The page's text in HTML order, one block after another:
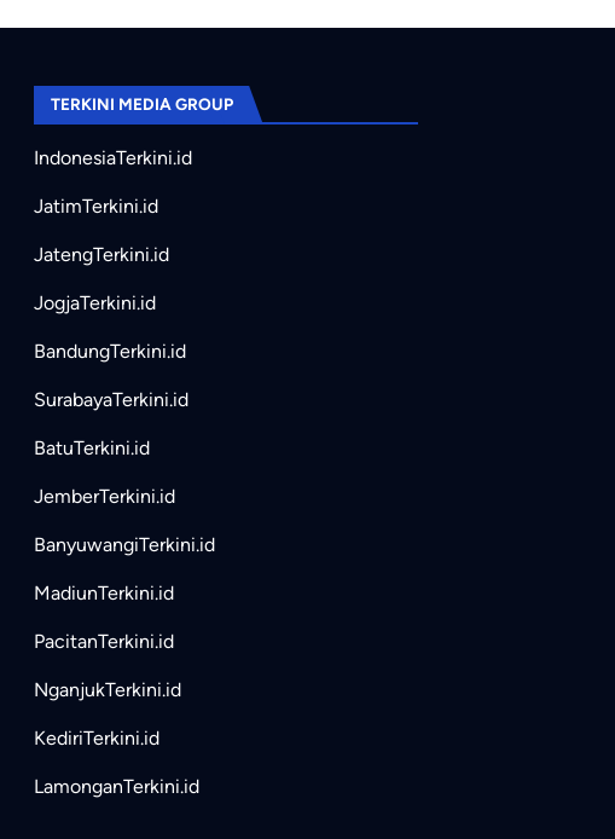
TERKINI MEDIA GROUP
IndonesiaTerkini.id
JatimTerkini.id
JatengTerkini.id
JogjaTerkini.id
BandungTerkini.id
SurabayaTerkini.id
BatuTerkini.id
JemberTerkini.id
BanyuwangiTerkini.id
MadiunTerkini.id
PacitanTerkini.id
NganjukTerkini.id
KediriTerkini.id
LamonganTerkini.id